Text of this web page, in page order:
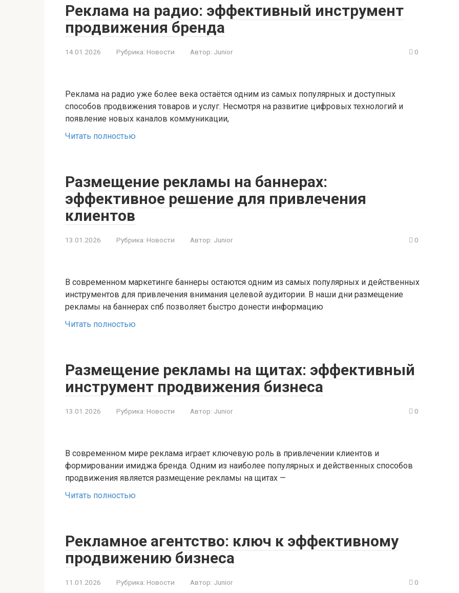
Реклама на радио: эффективный инструмент
продвижения бренда
14.01.2026 Рубрика: Новости Автор: Junior 0
Реклама на радио уже более века остаётся одним из самых популярных и доступных
способов продвижения товаров и услуг. Несмотря на развитие цифровых технологий и
появление новых каналов коммуникации,
Читать полностью
Размещение рекламы на баннерах:
эффективное решение для привлечения
клиентов
13.01.2026 Рубрика: Новости Автор: Junior 0
В современном маркетинге баннеры остаются одним из самых популярных и действенных
инструментов для привлечения внимания целевой аудитории. В наши дни размещение
рекламы на баннерах спб позволяет быстро донести информацию
Читать полностью
Размещение рекламы на щитах: эффективный
инструмент продвижения бизнеса
13.01.2026 Рубрика: Новости Автор: Junior 0
В современном мире реклама играет ключевую роль в привлечении клиентов и
формировании имиджа бренда. Одним из наиболее популярных и действенных способов
продвижения является размещение рекламы на щитах —
Читать полностью
Рекламное агентство: ключ к эффективному
продвижению бизнеса
11.01.2026 Рубрика: Новости Автор: Junior 0